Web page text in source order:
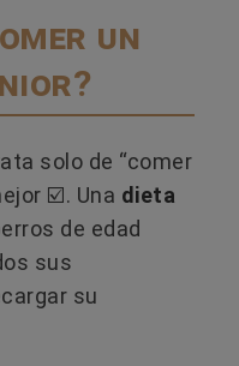
un
solo de “comer
☑️. Una dieta
de edad
sus
su